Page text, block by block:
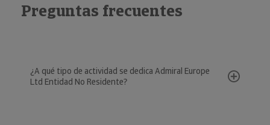
Preguntas frecuentes
¿A qué tipo de actividad se dedica Admiral Europe
Ltd Entidad No Residente?